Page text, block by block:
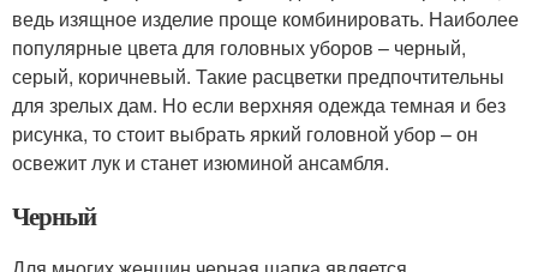
ведь изящное изделие проще комбинировать. Наиболее
популярные цвета для головных уборов – черный,
серый, коричневый. Такие расцветки предпочтительны
для зрелых дам. Но если верхняя одежда темная и без
рисунка, то стоит выбрать яркий головной убор – он
освежит лук и станет изюминой ансамбля.
Черный